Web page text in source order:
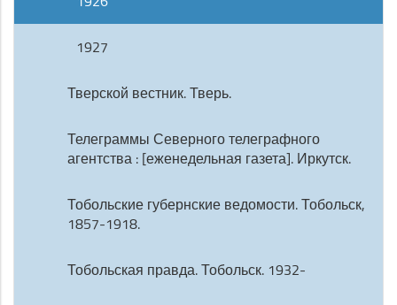
1927
Тверской вестник. Тверь.
Телеграммы Северного телеграфного
агентства : [еженедельная газета]. Иркутск.
Тобольские губернские ведомости. Тобольск,
1857-1918.
Тобольская правда. Тобольск. 1932-